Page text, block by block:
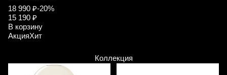
18 990 ₽-20%
15 190 ₽
В корзину
АкцияХит
Коллекция